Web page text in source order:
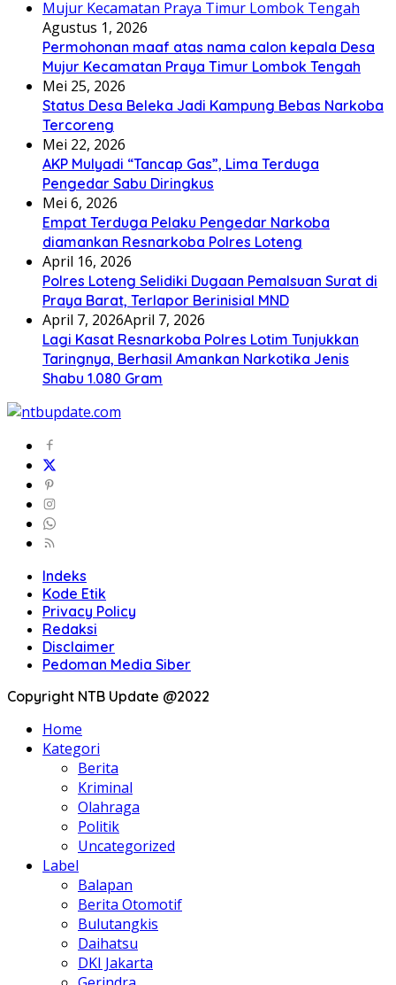
Agustus 1, 2026
Permohonan maaf atas nama calon kepala Desa
Mujur Kecamatan Praya Timur Lombok Tengah
Mei 25, 2026
Status Desa Beleka Jadi ‎Kampung Bebas Narkoba
Tercoreng
Mei 22, 2026
AKP Mulyadi “Tancap Gas”, Lima Terduga
Pengedar Sabu Diringkus
Mei 6, 2026
Empat Terduga Pelaku Pengedar Narkoba
diamankan Resnarkoba Polres Loteng
April 16, 2026
Polres Loteng Selidiki Dugaan Pemalsuan Surat di
Praya Barat, Terlapor Berinisial MND
April 7, 2026April 7, 2026
Lagi Kasat Resnarkoba Polres Lotim Tunjukkan
Taringnya, Berhasil Amankan Narkotika Jenis
Shabu 1.080 Gram
Indeks
Kode Etik
Privacy Policy
Redaksi
Disclaimer
Pedoman Media Siber
Copyright NTB Update @2022
Home
Kategori
Berita
Kriminal
Olahraga
Politik
Uncategorized
Label
Balapan
Berita Otomotif
Bulutangkis
Daihatsu
DKI Jakarta